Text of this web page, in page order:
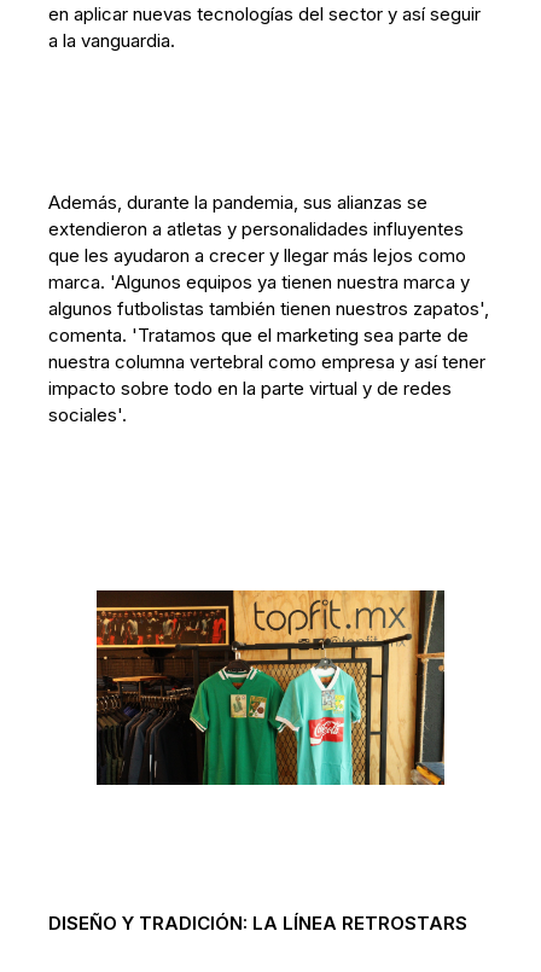
en aplicar nuevas tecnologías del sector y así seguir
a la vanguardia.
Además, durante la pandemia, sus alianzas se
extendieron a atletas y personalidades influyentes
que les ayudaron a crecer y llegar más lejos como
marca. 'Algunos equipos ya tienen nuestra marca y
algunos futbolistas también tienen nuestros zapatos',
comenta. 'Tratamos que el marketing sea parte de
nuestra columna vertebral como empresa y así tener
impacto sobre todo en la parte virtual y de redes
sociales'.
DISEÑO Y TRADICIÓN: LA LÍNEA RETROSTARS